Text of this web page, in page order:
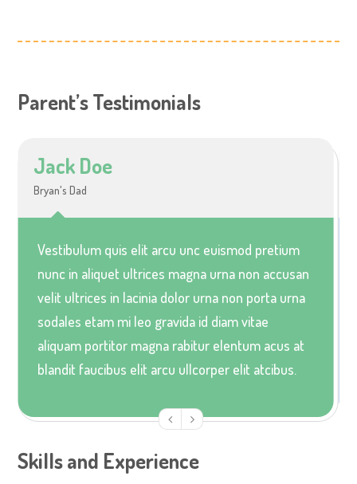
Parent’s Testimonials
Jack Doe
Bryan's Dad
Vestibulum quis elit arcu unc euismod pretium
nunc in aliquet ultrices magna urna non accusan
velit ultrices in lacinia dolor urna non porta urna
sodales etam mi leo gravida id diam vitae
aliquam portitor magna rabitur elentum acus at
blandit faucibus elit arcu ullcorper elit atcibus.
Skills and Experience